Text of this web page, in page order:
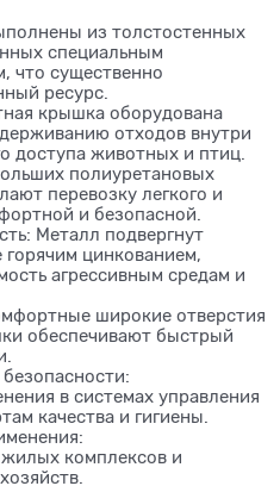
из толстостенных
специальным
что существенно
ресурс.
крышка оборудована
отходов внутри
доступа животных и птиц.
полиуретановых
перевозку легкого и
и безопасной.
Металл подвергнут
цинкованием,
агрессивным средам и
широкие отверстия
обеспечивают быстрый
в системах управления
качества и гигиены.
комплексов и